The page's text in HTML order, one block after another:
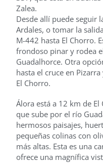
Zalea.
Desde allí puede seguir
Ardales, o tomar la
M-442 hasta El Chorro.
frondoso pinar y rodea
Guadalhorce. Otra
hasta el cruce en
El Chorro.
Álora está a 12 km de
que sube por el río
hermosos paisajes,
pequeñas colinas con
más altas. Esta es una
ofrece una magnífica